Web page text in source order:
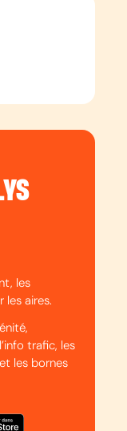
les
les aires.
trafic, les
les bornes